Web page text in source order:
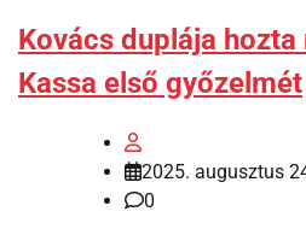
Kovács duplája hozta
Kassa első győzelmét
2025. augusztus
0